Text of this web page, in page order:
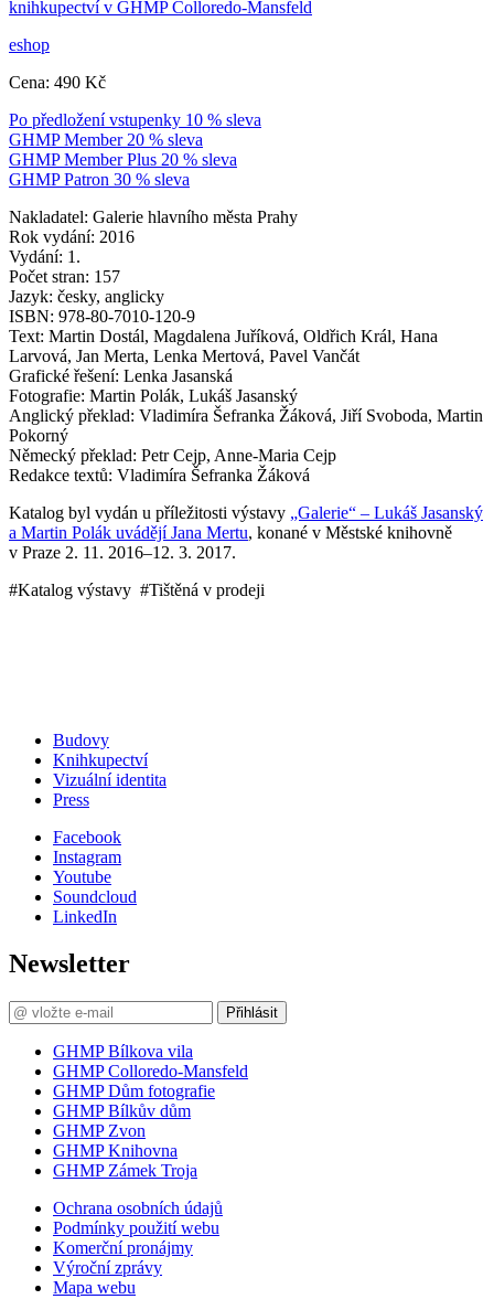
knihkupectví v GHMP Colloredo-Mansfeld
eshop
Cena: 490 Kč
Po předložení vstupenky 10 % sleva
GHMP Member 20 % sleva
GHMP Member Plus 20 % sleva
GHMP Patron 30 % sleva
Nakladatel: Galerie hlavního města Prahy
Rok vydání: 2016
Vydání: 1.
Počet stran: 157
Jazyk: česky, anglicky
ISBN: 978-80-7010-120-9
Text: Martin Dostál, Magdalena Juříková, Oldřich Král, Hana
Larvová, Jan Merta, Lenka Mertová, Pavel Vančát
Grafické řešení: Lenka Jasanská
Fotografie: Martin Polák, Lukáš Jasanský
Anglický překlad: Vladimíra Šefranka Žáková, Jiří Svoboda, Martin
Pokorný
Německý překlad: Petr Cejp, Anne-Maria Cejp
Redakce textů: Vladimíra Šefranka Žáková
Katalog byl vydán u příležitosti výstavy „Galerie“ – Lukáš Jasanský
a Martin Polák uvádějí Jana Mertu, konané v Městské knihovně
v Praze 2. 11. 2016–12. 3. 2017.
#Katalog výstavy #Tištěná v prodeji
Budovy
Knihkupectví
Vizuální identita
Press
Facebook
Instagram
Youtube
Soundcloud
LinkedIn
Newsletter
Přihlásit
GHMP Bílkova vila
GHMP Colloredo-Mansfeld
GHMP Dům fotografie
GHMP Bílkův dům
GHMP Zvon
GHMP Knihovna
GHMP Zámek Troja
Ochrana osobních údajů
Podmínky použití webu
Komerční pronájmy
Výroční zprávy
Mapa webu